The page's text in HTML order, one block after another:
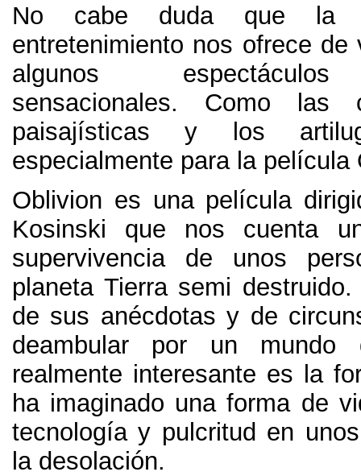
No cabe duda que la
entretenimiento nos ofrece de
algunos
sensacionales. Como las
paisajísticas y los
especialmente para la película
Oblivion es una película
Kosinski que nos cuenta
supervivencia de unos
planeta Tierra semi destruido
de sus anécdotas y de
deambular por un mundo
realmente interesante es la
ha imaginado una forma de
tecnología y pulcritud en
la desolación.